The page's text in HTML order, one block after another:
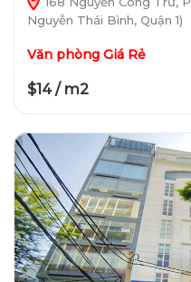
Nguyễn Thái Bình, Quận 1)
Văn phòng Giá Rẻ
$14 / m2